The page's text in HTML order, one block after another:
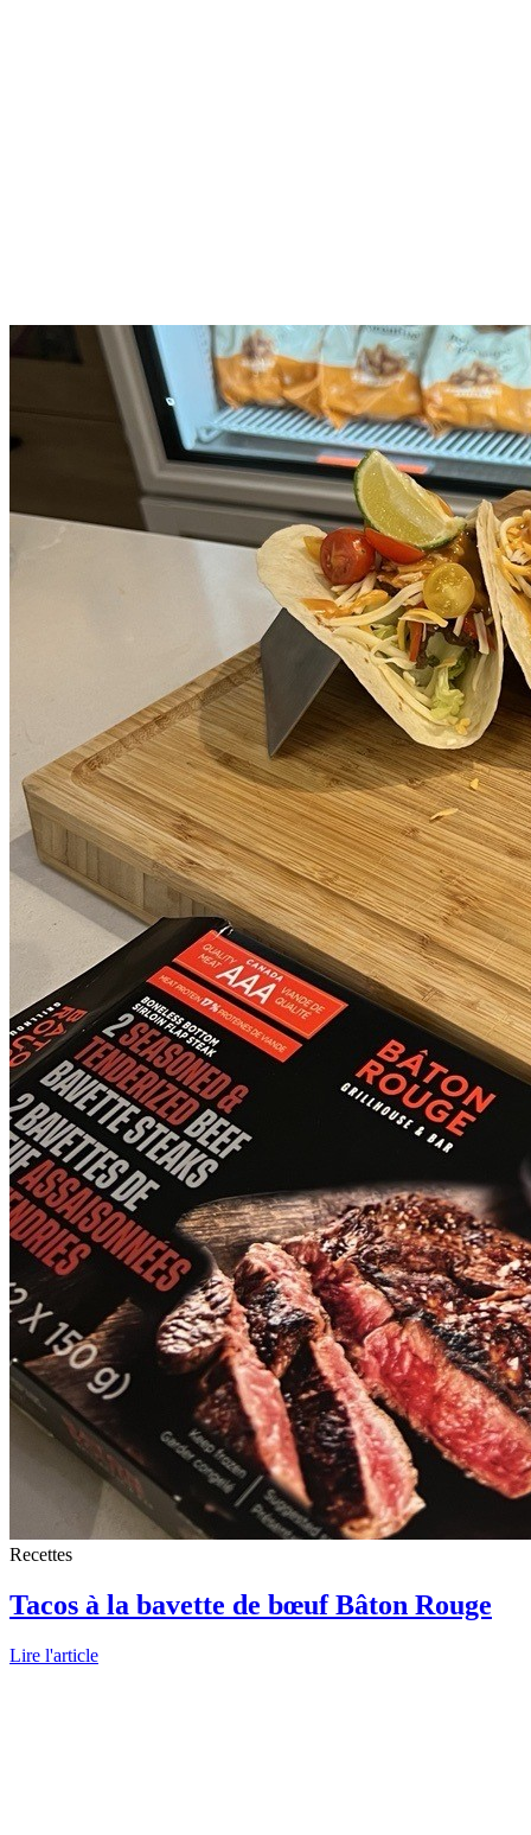
Recettes
Tacos à la bavette de bœuf Bâton Rouge
Lire l'article